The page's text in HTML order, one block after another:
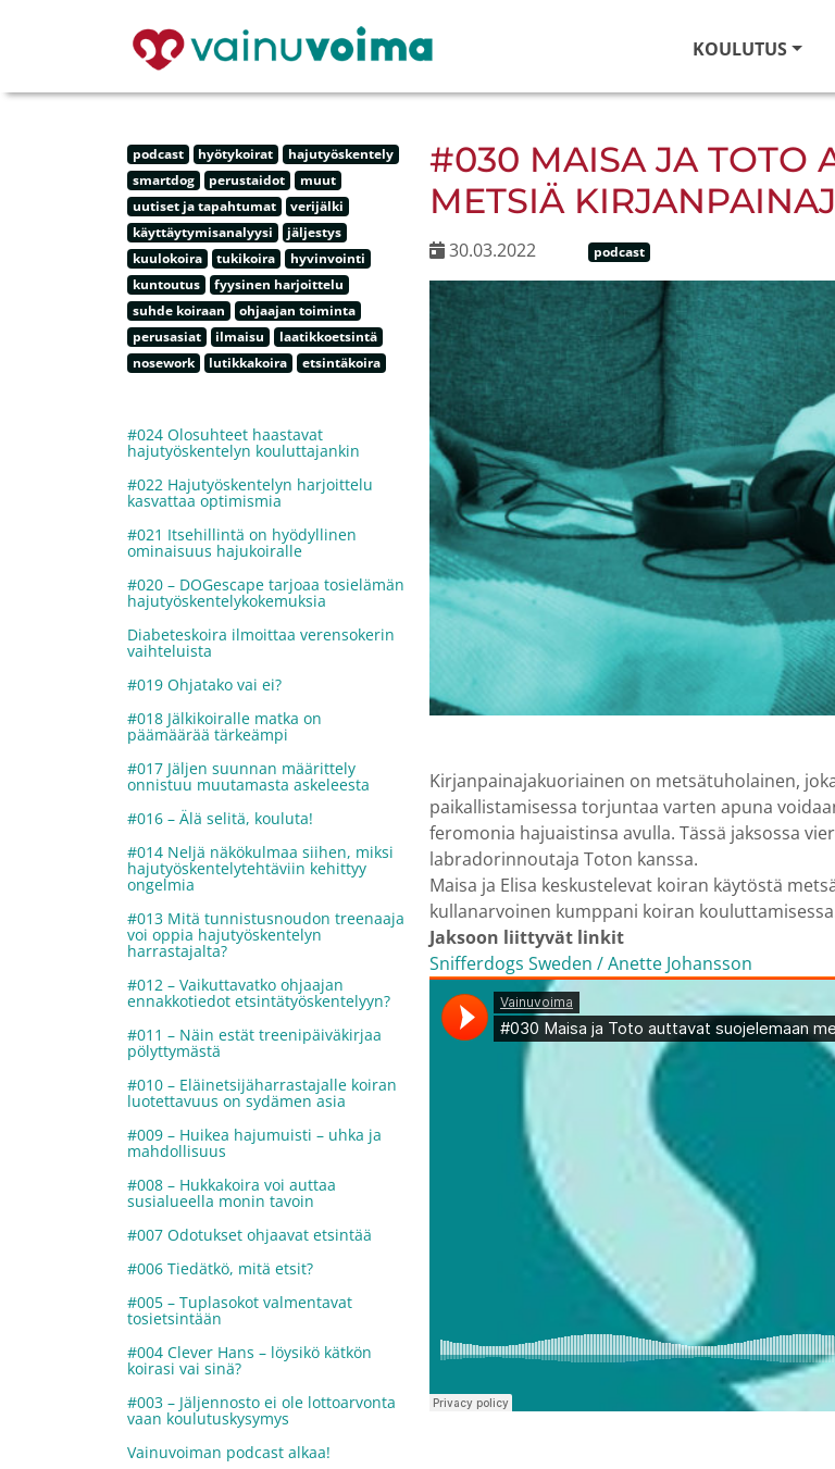
KOULUTUS
podcast hyötykoirat
hajutyöskentely
smartdog
perustaidot
muut
uutiset ja tapahtumat
verijälki
käyttäytymisanalyysi
jäljestys
kuulokoira
tukikoira
hyvinvointi
kuntoutus
fyysinen harjoittelu
suhde koiraan
ohjaajan toiminta
perusasiat
ilmaisu
laatikkoetsintä
nosework
lutikkakoira etsintäkoira
#024 Olosuhteet haastavat
hajutyöskentelyn kouluttajankin
#022 Hajutyöskentelyn harjoittelu
kasvattaa optimismia
#021 Itsehillintä on hyödyllinen
ominaisuus hajukoiralle
#020 – DOGescape tarjoaa tosielämän
hajutyöskentelykokemuksia
Diabeteskoira ilmoittaa verensokerin
vaihteluista
#019 Ohjatako vai ei?
#018 Jälkikoiralle matka on
päämäärää tärkeämpi
#017 Jäljen suunnan määrittely
onnistuu muutamasta askeleesta
#016 – Älä selitä, kouluta!
#014 Neljä näkökulmaa siihen, miksi
hajutyöskentelytehtäviin kehittyy
ongelmia
#013 Mitä tunnistusnoudon treenaaja
voi oppia hajutyöskentelyn
harrastajalta?
#012 – Vaikuttavatko ohjaajan
ennakkotiedot etsintätyöskentelyyn?
#011 – Näin estät treenipäiväkirjaa
pölyttymästä
#010 – Eläinetsijäharrastajalle koiran
luotettavuus on sydämen asia
#009 – Huikea hajumuisti – uhka ja
mahdollisuus
#008 – Hukkakoira voi auttaa
susialueella monin tavoin
#007 Odotukset ohjaavat etsintää
#006 Tiedätkö, mitä etsit?
#005 – Tuplasokot valmentavat
tosietsintään
#004 Clever Hans – löysikö kätkön
koirasi vai sinä?
#003 – Jäljennosto ei ole lottoarvonta
vaan koulutuskysymys
Vainuvoiman podcast alkaa!
#030 MAISA JA TOTO
METSIÄ
30.03.2022 podcast
Kirjanpainajakuoriainen on metsätuholainen,
paikallistamisessa torjuntaa varten apuna
feromonia hajuaistinsa avulla. Tässä jaksossa
labradorinnoutaja Toton kanssa.
Maisa ja Elisa keskustelevat koiran käytöstä
kullanarvoinen kumppani koiran
Jaksoon liittyvät linkit
Snifferdogs Sweden / Anette Johansson